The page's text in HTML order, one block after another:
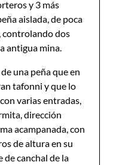
y 3 más
aislada, de poca
controlando dos
antigua mina.
una peña que en
tafonni y que lo
varias entradas,
dirección
acampanada, con
de altura en su
de canchal de la